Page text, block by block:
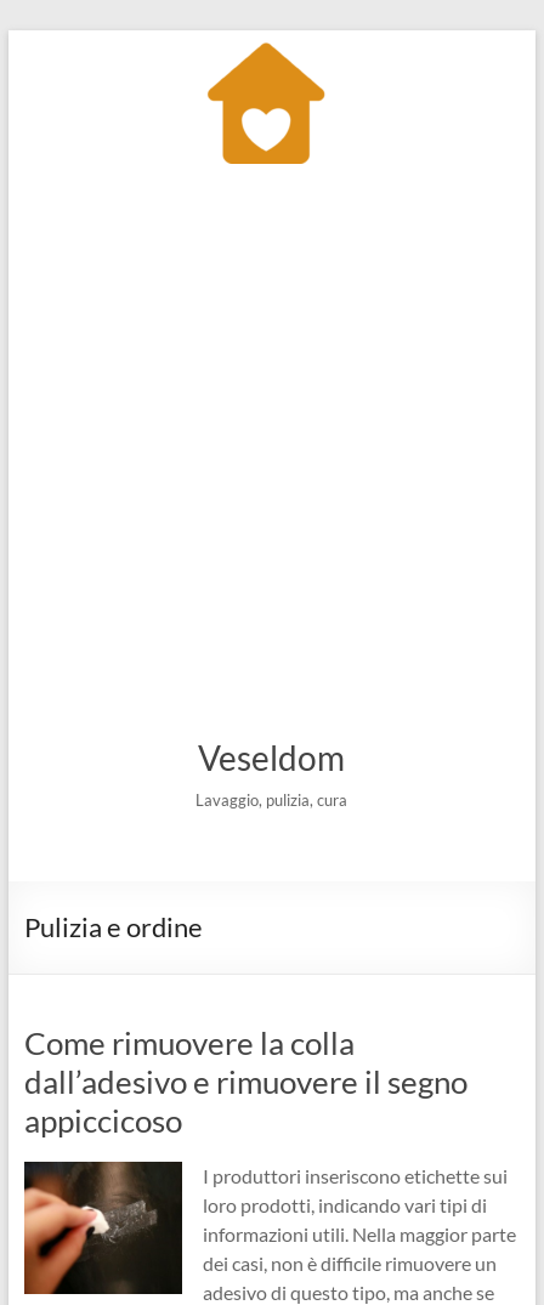
Veseldom
Lavaggio, pulizia, cura
Pulizia e ordine
Come rimuovere la colla
dall’adesivo e rimuovere il segno
appiccicoso
I produttori inseriscono etichette sui
loro prodotti, indicando vari tipi di
informazioni utili. Nella maggior parte
dei casi, non è difficile rimuovere un
adesivo di questo tipo, ma anche se